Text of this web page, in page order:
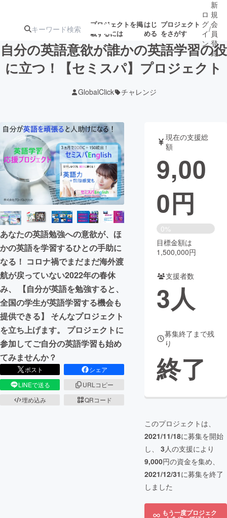
プロジェクトを掲
載するには
はじ
める
プロジェクト
をさがす
ジェクト
ロジェクト
アート・写真 音楽
テクノロジー・ガジェット ゲーム・サ
映像・映画 書籍・雑誌
ビジネス・起業 チャレンジ
まちづくり・地域活性化
CAMPFIRE for Social Good
CAMPFIRE Creation
CAMPFIREふるさと納税machi-ya コミュニティ
ロ
グ
イ
ン
/
新
規
会
員
登
録
自分の英語意欲が誰かの英語学習の役
に立つ！【セミスパ】プロジェクト
GlobalClick チャレンジ
あなたの英語勉強への意欲が、ほ
かの英語を学習するひとの手助に
なる！ コロナ禍でまだまだ海外渡
航が戻っていない2022年の春休
み、 【自分が英語を勉強すると、
全国の学生が英語学習する機会も
提供できる】 そんなプロジェクト
を立ち上げます。 プロジェクトに
参加してご自分の英語学習も始め
てみませんか？
ポスト
シェア
LINEで送る
URLコピー
埋め込み
QRコード
現在の支援総
額
9,00
0円
0%
目標金額は
1,500,000円
支援者数
3人
募集終了まで残
り
終了
このプロジェクトは、
2021/11/18に募集を開始
し、 3人の支援により
9,000円の資金を集め、
2021/12/31に募集を終了
しました
もう一度プロジェク